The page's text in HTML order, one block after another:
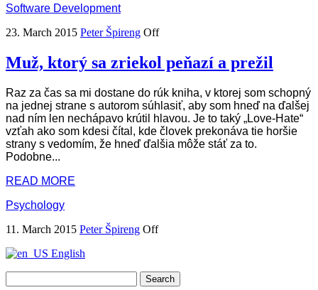
Software Development
23. March 2015 Peter Špireng Off
Muž, ktorý sa zriekol peňazí a prežil
Raz za čas sa mi dostane do rúk kniha, v ktorej som schopný
na jednej strane s autorom súhlasiť, aby som hneď na ďalšej
nad ním len nechápavo krútil hlavou. Je to taký „Love-Hate“
vzťah ako som kdesi čítal, kde človek prekonáva tie horšie
strany s vedomím, že hneď ďalšia môže stáť za to.
Podobne...
READ MORE
Psychology
11. March 2015 Peter Špireng Off
English